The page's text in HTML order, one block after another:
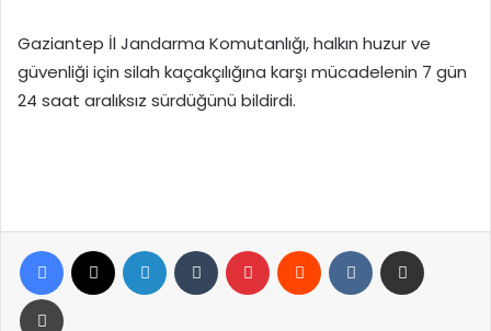
Gaziantep İl Jandarma Komutanlığı, halkın huzur ve
güvenliği için silah kaçakçılığına karşı mücadelenin 7 gün
24 saat aralıksız sürdüğünü bildirdi.
Facebook LinkedIn Tumblr Pinterest Reddit VKontakte
Yazdır